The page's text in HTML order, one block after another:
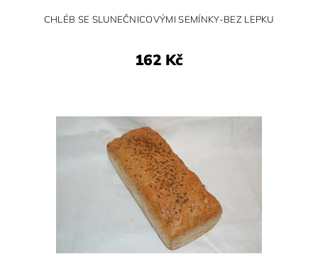
CHLÉB SE SLUNEČNICOVÝMI SEMÍNKY-BEZ LEPKU
162 Kč